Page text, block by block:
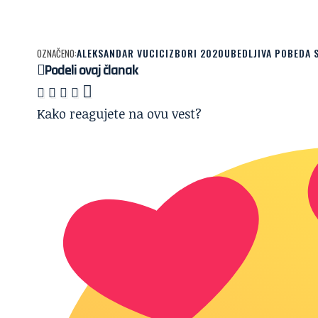
OZNAČENO:ALEKSANDAR VUCICIZBORI 2020UBEDLJIVA POBEDA
Podeli ovaj članak
Kako reagujete na ovu vest?